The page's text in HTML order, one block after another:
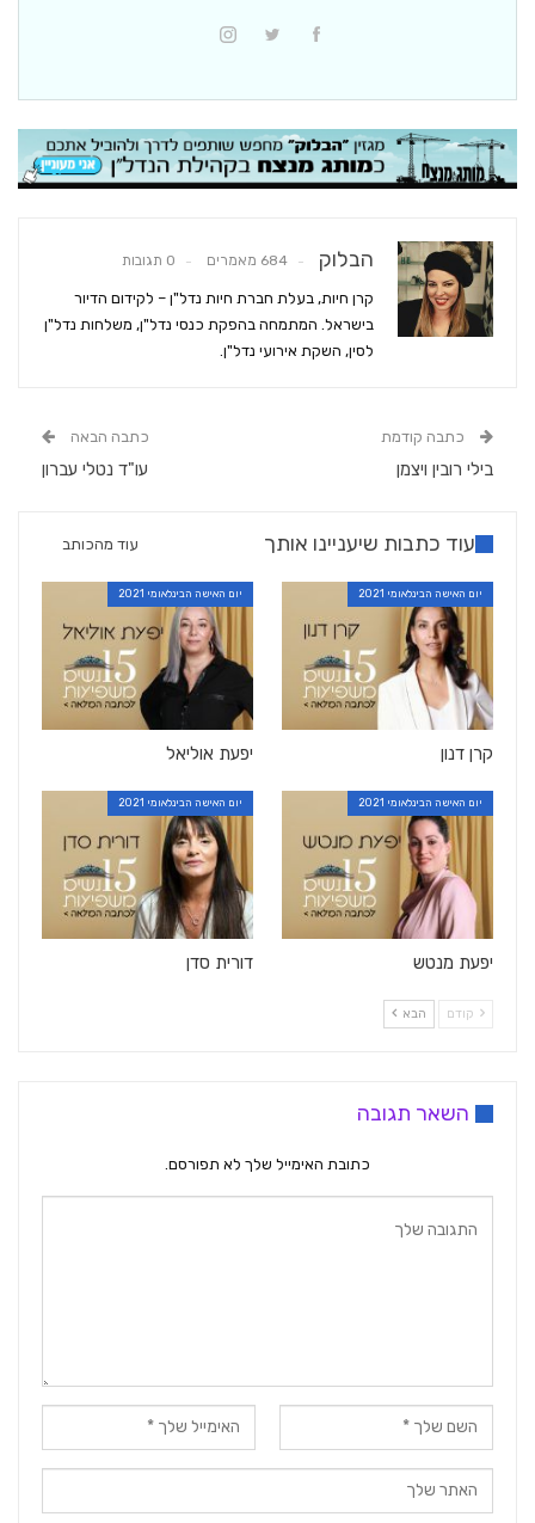
הבלוק 684 מאמרים 0 תגובות
קרן חיות, בעלת חברת חיות נדל"ן – לקידום הדיור
בישראל. המתמחה בהפקת כנסי נדל"ן, משלחות נדל"ן
לסין, השקת אירועי נדל"ן.
כתבה קודמת
בילי רובין ויצמן
כתבה הבאה
עו"ד נטלי עברון
עוד כתבות שיעניינו אותך עוד מהכותב
יום האישה הבינלאומי 2021
קרן דנון
יום האישה הבינלאומי 2021
יפעת אוליאל
יום האישה הבינלאומי 2021
יפעת מנטש
יום האישה הבינלאומי 2021
דורית סדן
קודם הבא
השאר תגובה
כתובת האימייל שלך לא תפורסם.